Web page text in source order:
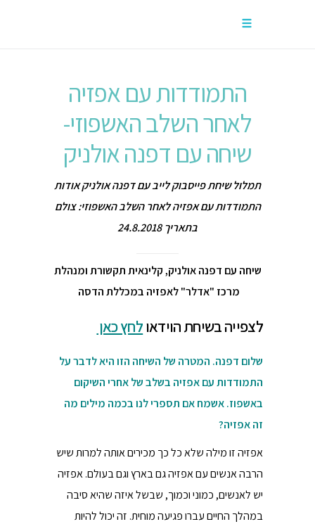
התמודדות עם אפזיה
לאחר השלב האשפוזי-
שיחה עם דפנה אולניק
תמלול שיחת פייסבוק לייב עם דפנה אולניק אודות
התמודדות עם אפזיה לאחר השלב האשפוזי: צולם
בתאריך 24.8.2018
שיחה עם דפנה אולניק, קלינאית תקשורת ומנהלת
מרכז "אדלר" לאפזיה במכללת הדסה
לצפייה בשיחת הוידאולחץ כאן
שלום דפנה. המטרה של השיחה הזו היא לדבר על
התמודדות עם אפזיה בשלב של אחרי השיקום
באשפוז. אשמח אם תספרי לנו בכמה מילים מה
זה אפזיה?
אפזיה זו מילה שלא כל כך מכירים אותה למרות שיש
הרבה אנשים עם אפזיה גם בארץ וגם בעולם. אפזיה
יש לאנשים, כמוני וכמוך, שבשל איזה שהיא סיבה
במהלך החיים עברו פגיעה מוחית. זה יכול להיות